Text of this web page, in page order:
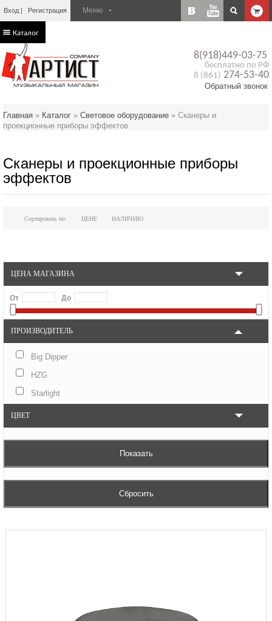
Вход Регистрация
8(918)449-03-75
бесплатно по РФ
8 (861) 274-53-40
Обратный звонок
Каталог
Главная » Каталог » Световое оборудование » Сканеры и
проекционные приборы эффектов
Сканеры и проекционные приборы
эффектов
Сортировать по: ЦЕНЕ НАЛИЧИЮ
ЦЕНА МАГАЗИНА
От До
ПРОИЗВОДИТЕЛЬ
Big Dipper
HZG
Starlight
ЦВЕТ